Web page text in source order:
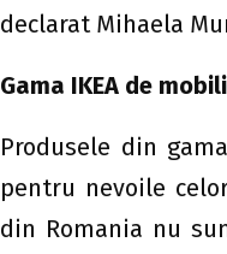
declarat Mihaela
Gama IKEA de
Produsele din
pentru nevoile
din Romania nu